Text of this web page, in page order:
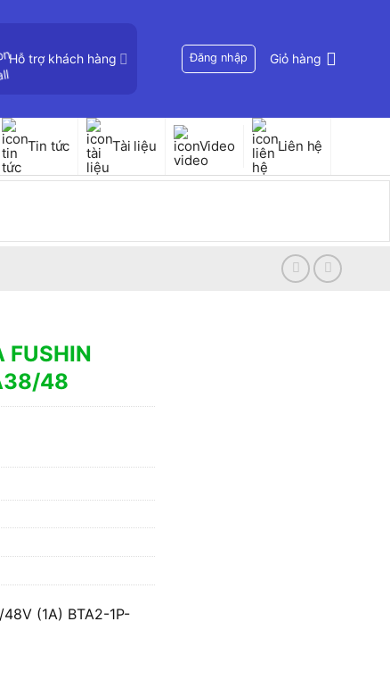
Hỗ trợ khách hàng Đăng nhập Giỏ hàng
Tin tức Tài liệu Video Liên hệ
FUSHIN
48
(1A) BTA2-1P-
(1A) BTA2-1P-1A38/48 số lượng